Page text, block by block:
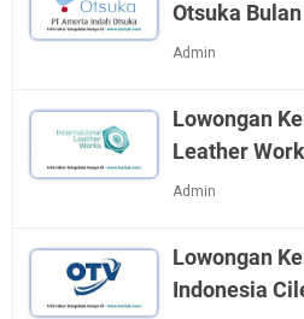
Otsuka
Admin
Lowongan
Leather
Admin
Lowongan
Indonesia